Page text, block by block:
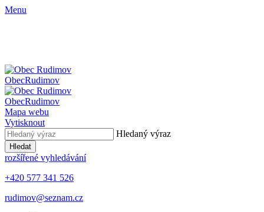
Menu
ObecRudimov
ObecRudimov
Mapa webu
Vytisknout
Hledaný výraz
Hledat
rozšířené vyhledávání
+420 577 341 526
rudimov@seznam.cz